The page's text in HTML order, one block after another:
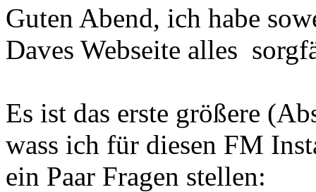
Guten Abend, ich habe
Daves Webseite alles
Es ist das erste größere
wass ich für diesen FM
ein Paar Fragen stellen: